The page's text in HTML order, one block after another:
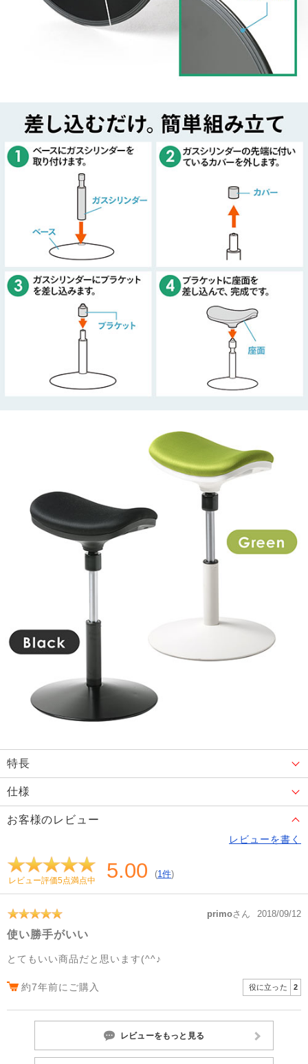
特長
仕様
お客様のレビュー
レビューを書く
レビュー評価5点満点中 5.00 (1件)
primoさん 2018/09/12
使い勝手がいい
とてもいい商品だと思います(^^♪
約7年前にご購入 役に立った 2
レビューをもっと見る